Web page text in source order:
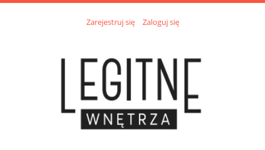
Zarejestruj się Zaloguj się